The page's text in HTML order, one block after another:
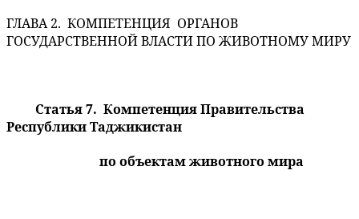
ГЛАВА 2. КОМПЕТЕНЦИЯ ОРГАНОВ
ГОСУДАРСТВЕННОЙ ВЛАСТИ ПО ЖИВОТНОМУ МИРУ
Статья 7. Компетенция Правительства
Республики Таджикистан
по объектам животного мира